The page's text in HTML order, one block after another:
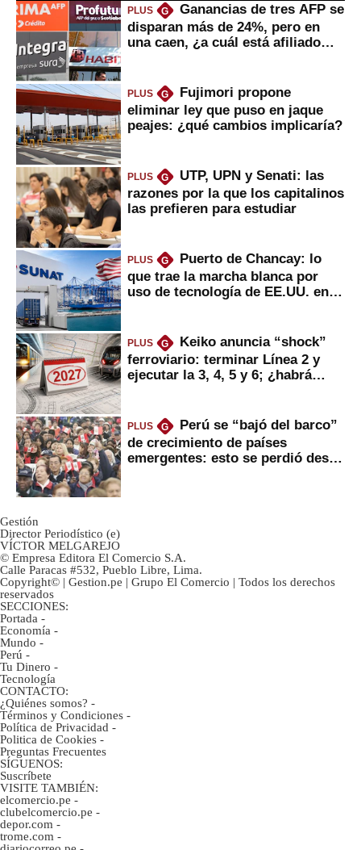
PLUS G
Ganancias de tres AFP se
disparan más de 24%, pero en
una caen, ¿a cuál está afiliado
PLUS G
Fujimori propone
eliminar ley que puso en jaque
peajes: ¿qué cambios implicaría?
PLUS G
UTP, UPN y Senati: las
razones por la que los capitalinos
las prefieren para estudiar
PLUS G
Puerto de Chancay: lo
que trae la marcha blanca por
uso de tecnología de EE.UU. en
PLUS G
Keiko anuncia “shock”
ferroviario: terminar Línea 2 y
ejecutar la 3, 4, 5 y 6; ¿habrá
PLUS G
Perú se “bajó del barco”
de crecimiento de países
emergentes: esto se perdió desde
Gestión
Director Periodístico (e)
VÍCTOR MELGAREJO
© Empresa Editora El Comercio S.A.
Calle Paracas #532, Pueblo Libre, Lima.
Copyright© | Gestion.pe | Grupo El Comercio | Todos los derechos
reservados
SECCIONES:
Portada -
Economía -
Mundo -
Perú -
Tu Dinero -
Tecnología
CONTACTO:
¿Quiénes somos? -
Términos y Condiciones -
Política de Privacidad -
Politica de Cookies -
Preguntas Frecuentes
SÍGUENOS:
Suscríbete
VISITE TAMBIÉN:
elcomercio.pe -
clubelcomercio.pe -
depor.com -
trome.com -